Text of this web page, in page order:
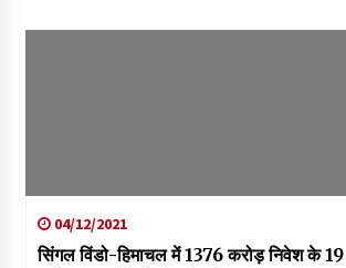
04/12/2021
सिंगल विंडो-हिमाचल में 1376 करोड़ निवेश के 19